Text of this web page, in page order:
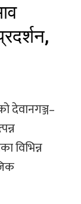
देवानगञ्ज–
विभिन्न